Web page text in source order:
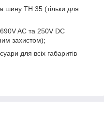
шину ТН 35 (тільки для
AC та 250V DC
захистом);
для всіх габаритів